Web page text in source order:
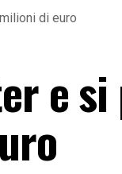
di euro
e